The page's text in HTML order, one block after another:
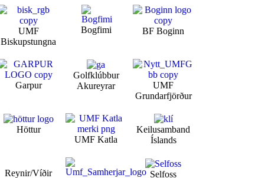
UMF
Biskupstungna
Bogfimi BF Boginn
Garpur
Golfklúbbur
Akureyrar
UMF
Grundarfjörður
Höttur
UMF Katla
Keilusamband
Íslands
Reynir/Víðir
Selfoss